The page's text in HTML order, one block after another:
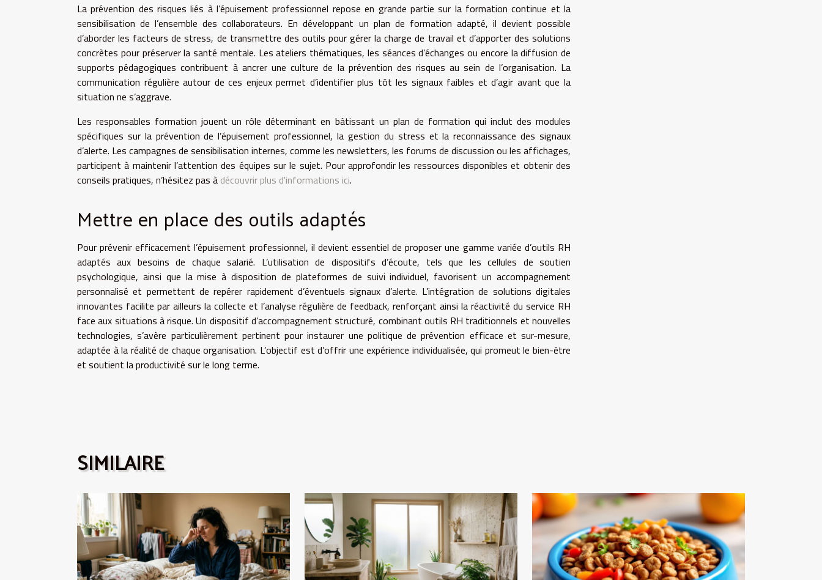
La prévention des risques liés à l’épuisement professionnel repose en grande partie sur la formation continue et la
sensibilisation de l’ensemble des collaborateurs. En développant un plan de formation adapté, il devient possible
d’aborder les facteurs de stress, de transmettre des outils pour gérer la charge de travail et d’apporter des solutions
concrètes pour préserver la santé mentale. Les ateliers thématiques, les séances d’échanges ou encore la diffusion de
supports pédagogiques contribuent à ancrer une culture de la prévention des risques au sein de l’organisation. La
communication régulière autour de ces enjeux permet d’identifier plus tôt les signaux faibles et d’agir avant que la
situation ne s’aggrave.
Les responsables formation jouent un rôle déterminant en bâtissant un plan de formation qui inclut des modules
spécifiques sur la prévention de l’épuisement professionnel, la gestion du stress et la reconnaissance des signaux
d’alerte. Les campagnes de sensibilisation internes, comme les newsletters, les forums de discussion ou les affichages,
participent à maintenir l’attention des équipes sur le sujet. Pour approfondir les ressources disponibles et obtenir des
conseils pratiques, n’hésitez pas à découvrir plus d'informations ici.
Mettre en place des outils adaptés
Pour prévenir efficacement l’épuisement professionnel, il devient essentiel de proposer une gamme variée d’outils RH
adaptés aux besoins de chaque salarié. L’utilisation de dispositifs d’écoute, tels que les cellules de soutien
psychologique, ainsi que la mise à disposition de plateformes de suivi individuel, favorisent un accompagnement
personnalisé et permettent de repérer rapidement d’éventuels signaux d’alerte. L’intégration de solutions digitales
innovantes facilite par ailleurs la collecte et l’analyse régulière de feedback, renforçant ainsi la réactivité du service RH
face aux situations à risque. Un dispositif d’accompagnement structuré, combinant outils RH traditionnels et nouvelles
technologies, s’avère particulièrement pertinent pour instaurer une politique de prévention efficace et sur-mesure,
adaptée à la réalité de chaque organisation. L’objectif est d’offrir une expérience individualisée, qui promeut le bien-être
et soutient la productivité sur le long terme.
SIMILAIRE